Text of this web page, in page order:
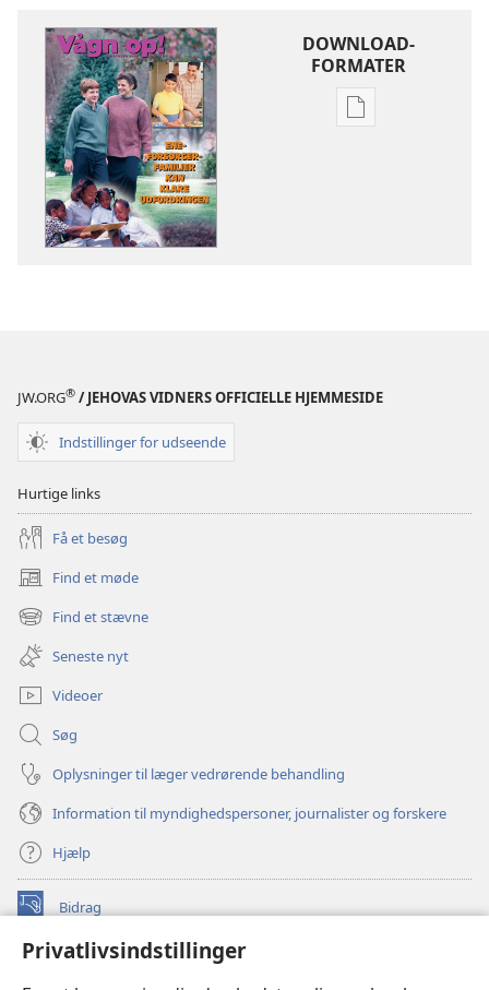
Privatlivsindstillinger
DOWNLOAD-
FORMATER
Indstillinger
JW.ORG® / JEHOVAS VIDNERS OFFICIELLE HJEMMESIDE
Indstillinger for udseende
Hurtige links
Få et besøg
Find et møde
(åbner
nyt
vindue)
Find et stævne
(åbner
nyt
vindue)
Seneste nyt
Videoer
Søg
Oplysninger til læger vedrørende behandling
Information til myndighedspersoner, journalister og forskere
Hjælp
Bidrag
(åbner
vindue)Watchtower ONLINE LIBRARY™